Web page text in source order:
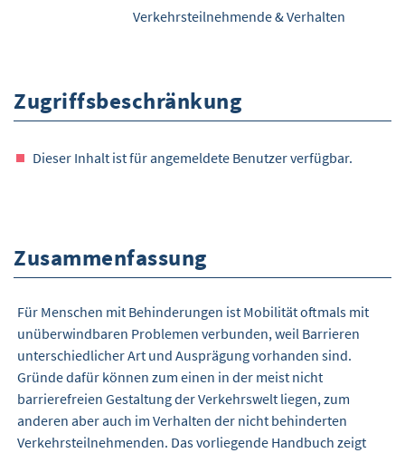
Verkehrsteilnehmende & Verhalten
Zugriffsbeschränkung
Dieser Inhalt ist für angemeldete Benutzer verfügbar.
Zusammenfassung
Für Menschen mit Behinderungen ist Mobilität oftmals mit
unüberwindbaren Problemen verbunden, weil Barrieren
unterschiedlicher Art und Ausprägung vorhanden sind.
Gründe dafür können zum einen in der meist nicht
barrierefreien Gestaltung der Verkehrswelt liegen, zum
anderen aber auch im Verhalten der nicht behinderten
Verkehrsteilnehmenden. Das vorliegende Handbuch zeigt